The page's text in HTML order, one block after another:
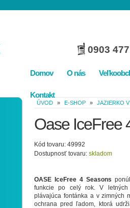
0903
Domov O nás
Kontakt
ÚVOD » E-SHOP » JAZIERKO
Oase IceFree
Kód tovaru: 49992
Dostupnosť tovaru: skladom
OASE IceFree 4 Seasons
funkcie po celý rok. V
plávajúca fontánka a v zimných
ochrana pred ľadom, ktorá